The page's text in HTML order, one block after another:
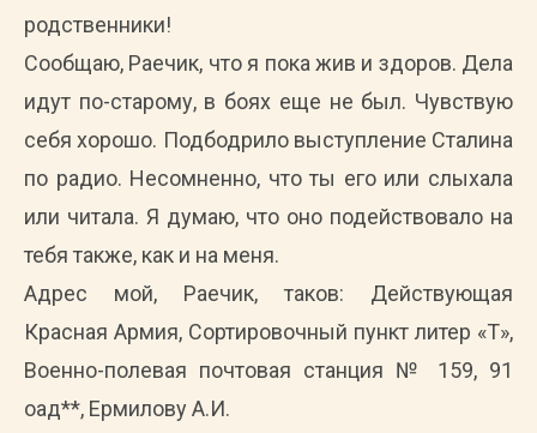
родственники!
Сообщаю, Раечик, что я пока жив и здоров. Дела
идут по-старому, в боях еще не был. Чувствую
себя хорошо. Подбодрило выступление Сталина
по радио. Несомненно, что ты его или слыхала
или читала. Я думаю, что оно подействовало на
тебя также, как и на меня.
Адрес мой, Раечик, таков: Действующая
Красная Армия, Сортировочный пункт литер «Т»,
Военно-полевая почтовая станция № 159, 91
оад**, Ермилову А.И.